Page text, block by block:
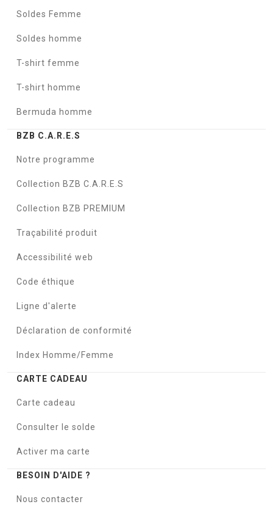
Soldes Femme
Soldes homme
T-shirt femme
T-shirt homme
Bermuda homme
BZB C.A.R.E.S
Notre programme
Collection BZB C.A.R.E.S
Collection BZB PREMIUM
Traçabilité produit
Accessibilité web
Code éthique
Ligne d'alerte
Déclaration de conformité
Index Homme/Femme
CARTE CADEAU
Carte cadeau
Consulter le solde
Activer ma carte
BESOIN D'AIDE ?
Nous contacter